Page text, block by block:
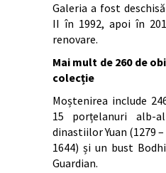
Galeria a fost
II în 1992, apoi în
renovare.
Mai mult de 260 de
colecție
Moștenirea include
15 porțelanuri alb-
dinastiilor Yuan (1279
1644) și un bust
Guardian.